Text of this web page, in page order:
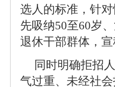
选人的标准，针
先吸纳50至60岁
退休干部群体，
同时明确拒招
气过重、未经社